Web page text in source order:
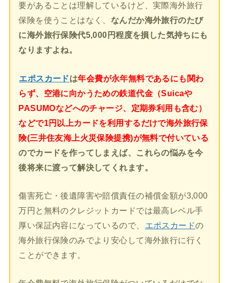
要があることは理解しているけど、実際海外旅行
保険を使うことはなく、 なんだか海外旅行のたび
に海外旅行保険代5,000円程度を損した気持ちにも
なりますよね。
エポスカードは年会費が永年無料であるにも関わ
らず、空港に向かうための鉄道代金（Suicaや
PASUMOなどへのチャージ、定期券利用も含む）
などで1円以上カードを利用するだけで海外旅行保
険(三井住友海上火災保険提携)が無料で付いている
のでカードを作ってしまえば、これらの悩みを今
後将来に渡って解決してくれます。
傷害死亡・後遺障害や賠償責任の補償金額が3,000
万円と無料のクレジットカードでは最高レベル手
厚い保証内容になっているので、
エポスカードの
海外旅行保険のみでより安心して海外旅行に行く
ことができます。